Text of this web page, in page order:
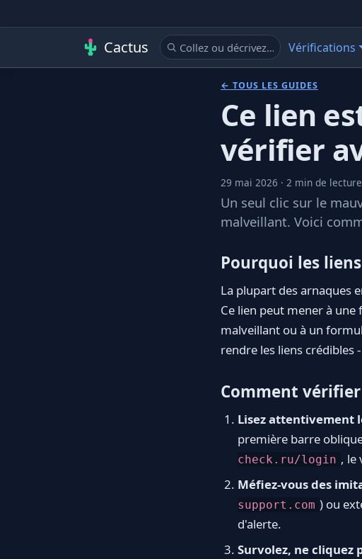
Cactus Vérifications
← TOUS LES GUIDES
Ce lien
vérifier
29 mai 2026 · 2 min de lecture
Un seul clic sur le
malveillant. Voici
Pourquoi les
La plupart des arnaques
Ce lien peut mener à
malveillant ou à un
rendre les liens crédibles
Comment
Lisez attentivement
première barre
check.ru/login , le
Méfiez-vous des
support.com ) ou
d'alerte.
Survolez, ne cliquez